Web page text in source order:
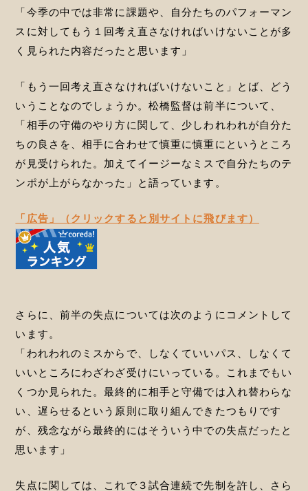
「今季の中では非常に課題や、自分たちのパフォーマン
スに対してもう１回考え直さなければいけないことが多
く見られた内容だったと思います」
「もう一回考え直さなければいけないこと」とば、どう
いうことなのでしょうか。松橋監督は前半について、
「相手の守備のやり方に関して、少しわれわれが自分た
ちの良さを、相手に合わせて慎重に慎重にというところ
が見受けられた。加えてイージーなミスで自分たちのテ
ンポが上がらなかった」と語っています。
「広告」（クリックすると別サイトに飛びます）
さらに、前半の失点については次のようにコメントして
います。
「われわれのミスからで、しなくていいパス、しなくて
いいところにわざわざ受けにいっている。これまでもい
くつか見られた。最終的に相手と守備では入れ替わらな
い、遅らせるという原則に取り組んできたつもりです
が、残念ながら最終的にはそういう中での失点だったと
思います」
失点に関しては、これで３試合連続で先制を許し、さら